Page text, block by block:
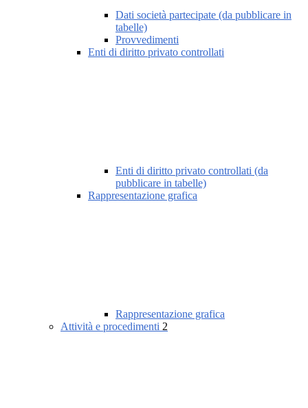
Dati società partecipate (da pubblicare in
tabelle)
Provvedimenti
Enti di diritto privato controllati
Enti di diritto privato controllati (da
pubblicare in tabelle)
Rappresentazione grafica
Rappresentazione grafica
Attività e procedimenti 2